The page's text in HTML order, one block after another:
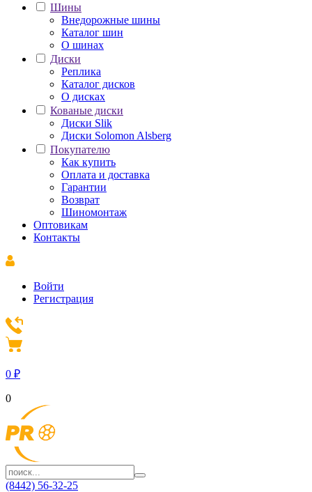
Шины
Внедорожные шины
Каталог шин
О шинах
Диски
Реплика
Каталог дисков
О дисках
Кованые диски
Диски Slik
Диски Solomon Alsberg
Покупателю
Как купить
Оплата и доставка
Гарантии
Возврат
Шиномонтаж
Оптовикам
Контакты
Войти
Регистрация
0 ₽
0
(8442) 56-32-25